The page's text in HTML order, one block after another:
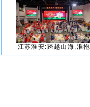
江苏淮安:跨越山海,淮抱